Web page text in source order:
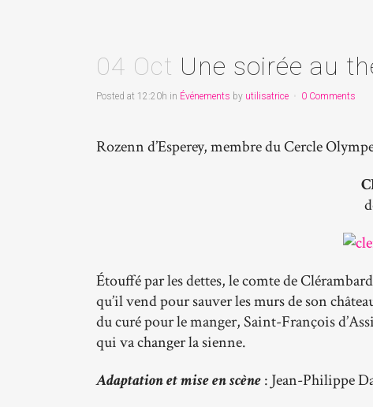
04 Oct Une soirée au
Posted at 12:20h in Événements by utilisatrice 0 Comments
Rozenn d’Esperey, membre du Cercle
Étouffé par les dettes, le comte de
qu’il vend pour sauver les murs de son
du curé pour le manger, Saint-François
qui va changer la sienne.
Adaptation et mise en scène: Jean-Philippe